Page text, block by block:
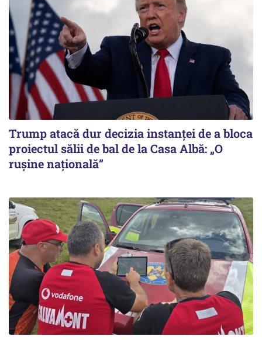
Trump atacă dur decizia instanţei de a bloca
proiectul sălii de bal de la Casa Albă: „O
ruşine naţională”